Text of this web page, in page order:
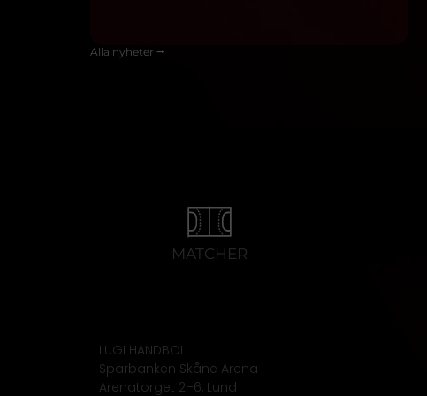
Alla nyheter ⭢
MATCHER
LUGI HANDBOLL
Sparbanken Skåne Arena
Arenatorget 2–6, Lund